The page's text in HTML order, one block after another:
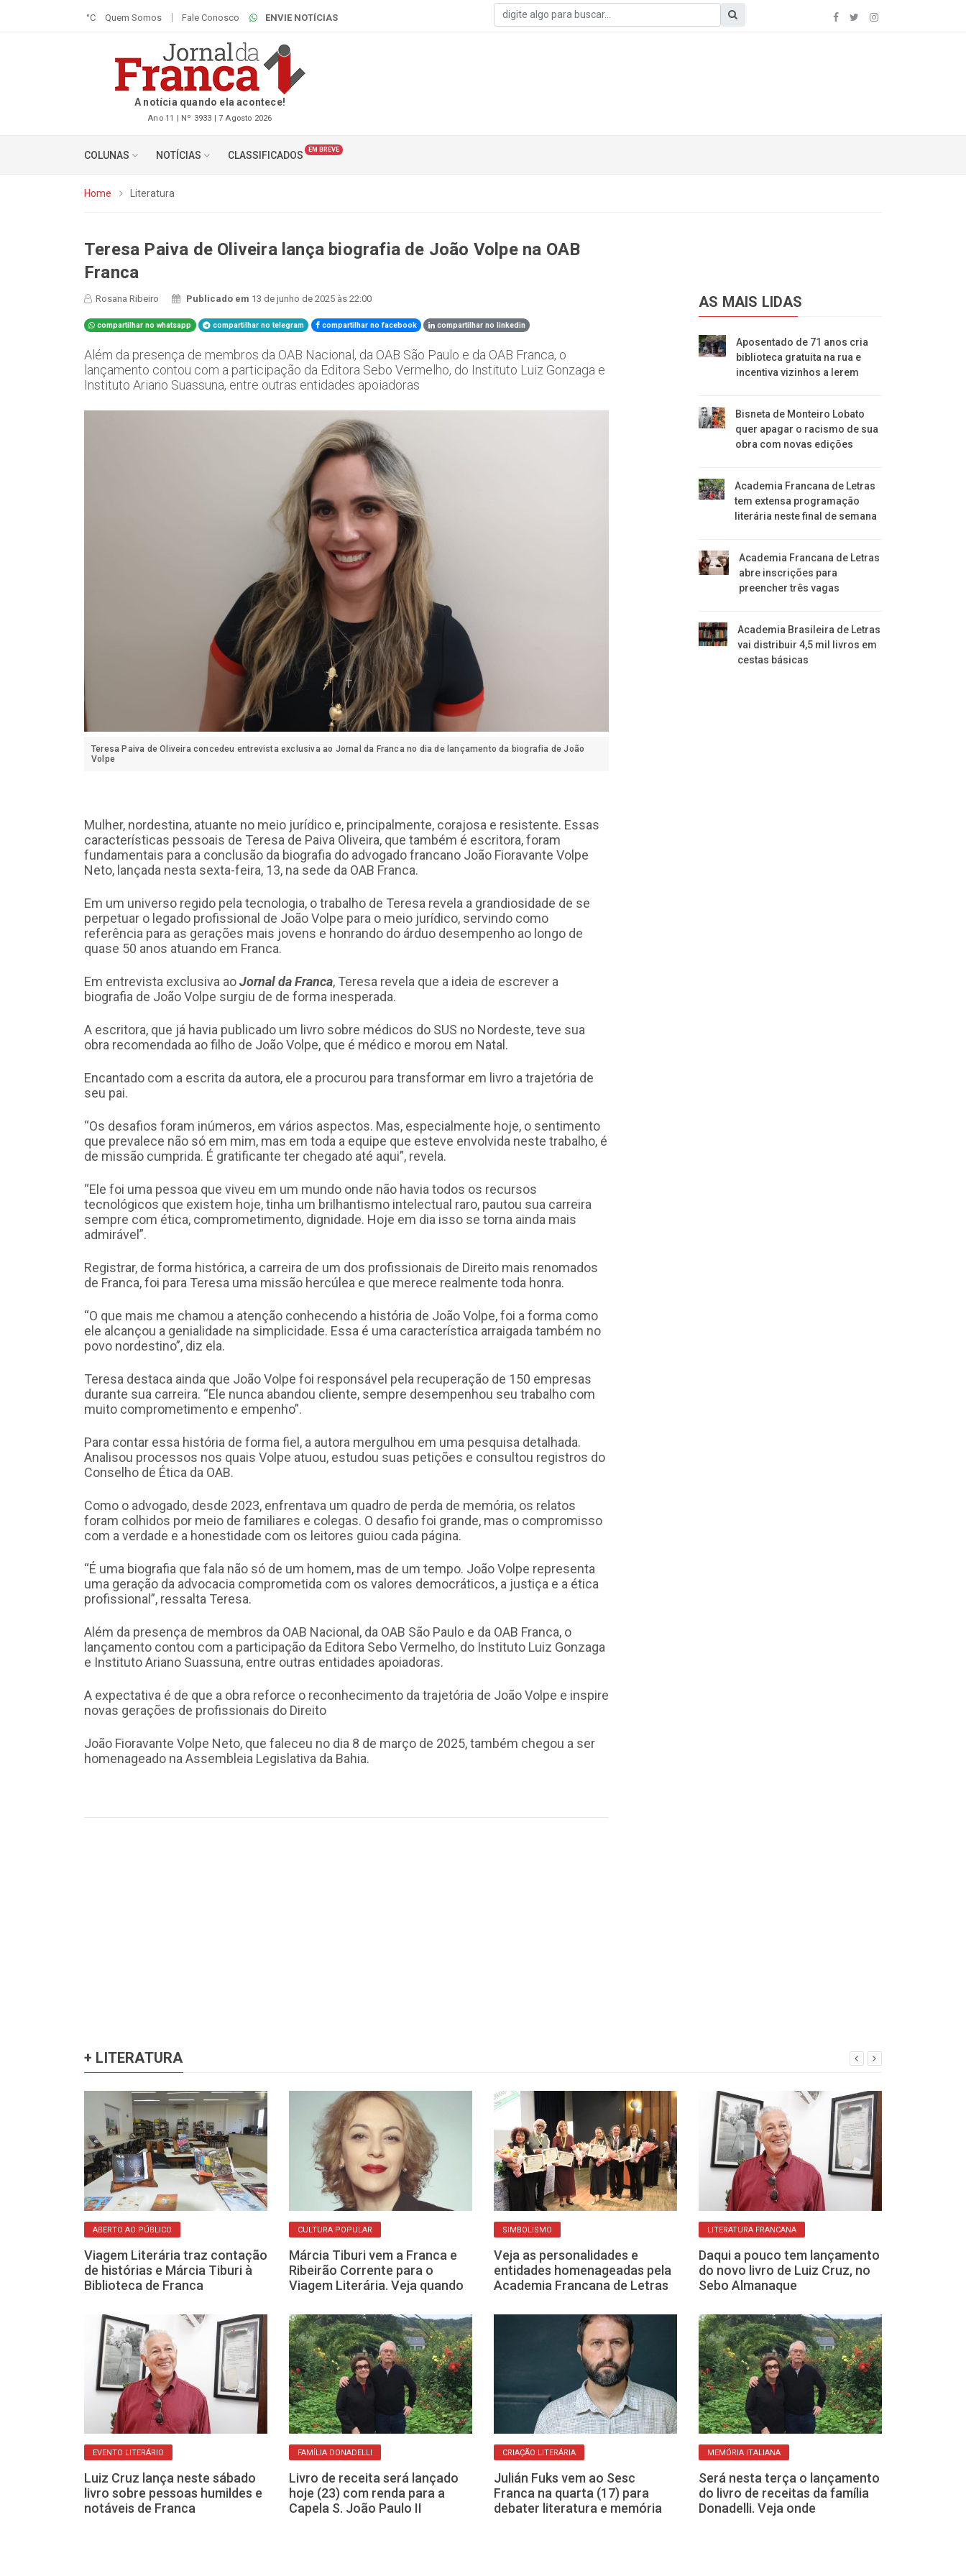
°C Quem Somos Fale Conosco ENVIE NOTÍCIAS
A notícia quando ela acontece!
Ano 11 | Nº 3933 | 7 Agosto 2026
COLUNAS NOTÍCIAS CLASSIFICADOS EM BREVE
Home Literatura
Teresa Paiva de Oliveira lança biografia de João Volpe na OAB
Franca
Rosana Ribeiro Publicado em 13 de junho de 2025 às 22:00
compartilhar no whatsapp compartilhar no telegram compartilhar no facebook compartilhar no linkedin
Além da presença de membros da OAB Nacional, da OAB São Paulo e da OAB Franca, o
lançamento contou com a participação da Editora Sebo Vermelho, do Instituto Luiz Gonzaga e
Instituto Ariano Suassuna, entre outras entidades apoiadoras
Teresa Paiva de Oliveira concedeu entrevista exclusiva ao Jornal da Franca no dia de lançamento da biografia de João
Volpe
Mulher, nordestina, atuante no meio jurídico e, principalmente, corajosa e resistente. Essas
características pessoais de Teresa de Paiva Oliveira, que também é escritora, foram
fundamentais para a conclusão da biografia do advogado francano João Fioravante Volpe
Neto, lançada nesta sexta-feira, 13, na sede da OAB Franca.
Em um universo regido pela tecnologia, o trabalho de Teresa revela a grandiosidade de se
perpetuar o legado profissional de João Volpe para o meio jurídico, servindo como
referência para as gerações mais jovens e honrando do árduo desempenho ao longo de
quase 50 anos atuando em Franca.
Em entrevista exclusiva aoJornal da Franca, Teresa revela que a ideia de escrever a
biografia de João Volpe surgiu de de forma inesperada.
A escritora, que já havia publicado um livro sobre médicos do SUS no Nordeste, teve sua
obra recomendada ao filho de João Volpe, que é médico e morou em Natal.
Encantado com a escrita da autora, ele a procurou para transformar em livro a trajetória de
seu pai.
“Os desafios foram inúmeros, em vários aspectos. Mas, especialmente hoje, o sentimento
que prevalece não só em mim, mas em toda a equipe que esteve envolvida neste trabalho, é
de missão cumprida. É gratificante ter chegado até aqui”, revela.
“Ele foi uma pessoa que viveu em um mundo onde não havia todos os recursos
tecnológicos que existem hoje, tinha um brilhantismo intelectual raro, pautou sua carreira
sempre com ética, comprometimento, dignidade. Hoje em dia isso se torna ainda mais
admirável”.
Registrar, de forma histórica, a carreira de um dos profissionais de Direito mais renomados
de Franca, foi para Teresa uma missão hercúlea e que merece realmente toda honra.
“O que mais me chamou a atenção conhecendo a história de João Volpe, foi a forma como
ele alcançou a genialidade na simplicidade. Essa é uma característica arraigada também no
povo nordestino”, diz ela.
Teresa destaca ainda que João Volpe foi responsável pela recuperação de 150 empresas
durante sua carreira. “Ele nunca abandou cliente, sempre desempenhou seu trabalho com
muito comprometimento e empenho”.
Para contar essa história de forma fiel, a autora mergulhou em uma pesquisa detalhada.
Analisou processos nos quais Volpe atuou, estudou suas petições e consultou registros do
Conselho de Ética da OAB.
Como o advogado, desde 2023, enfrentava um quadro de perda de memória, os relatos
foram colhidos por meio de familiares e colegas. O desafio foi grande, mas o compromisso
com a verdade e a honestidade com os leitores guiou cada página.
“É uma biografia que fala não só de um homem, mas de um tempo. João Volpe representa
uma geração da advocacia comprometida com os valores democráticos, a justiça e a ética
profissional”, ressalta Teresa.
Além da presença de membros da OAB Nacional, da OAB São Paulo e da OAB Franca, o
lançamento contou com a participação da Editora Sebo Vermelho, do Instituto Luiz Gonzaga
e Instituto Ariano Suassuna, entre outras entidades apoiadoras.
A expectativa é de que a obra reforce o reconhecimento da trajetória de João Volpe e inspire
novas gerações de profissionais do Direito
João Fioravante Volpe Neto, que faleceu no dia 8 de março de 2025, também chegou a ser
homenageado na Assembleia Legislativa da Bahia.
AS MAIS LIDAS
Aposentado de 71 anos cria
biblioteca gratuita na rua e
incentiva vizinhos a lerem
Bisneta de Monteiro Lobato
quer apagar o racismo de sua
obra com novas edições
Academia Francana de Letras
tem extensa programação
literária neste final de semana
Academia Francana de Letras
abre inscrições para
preencher três vagas
Academia Brasileira de Letras
vai distribuir 4,5 mil livros em
cestas básicas
+ LITERATURA
ABERTO AO PÚBLICO
Viagem Literária traz contação
de histórias e Márcia Tiburi à
Biblioteca de Franca
CULTURA POPULAR
Márcia Tiburi vem a Franca e
Ribeirão Corrente para o
Viagem Literária. Veja quando
SIMBOLISMO
Veja as personalidades e
entidades homenageadas pela
Academia Francana de Letras
LITERATURA FRANCANA
Daqui a pouco tem lançamento
do novo livro de Luiz Cruz, no
Sebo Almanaque
EVENTO LITERÁRIO
Luiz Cruz lança neste sábado
livro sobre pessoas humildes e
notáveis de Franca
FAMÍLIA DONADELLI
Livro de receita será lançado
hoje (23) com renda para a
Capela S. João Paulo II
CRIAÇÃO LITERÁRIA
Julián Fuks vem ao Sesc
Franca na quarta (17) para
debater literatura e memória
MEMÓRIA ITALIANA
Será nesta terça o lançamento
do livro de receitas da família
Donadelli. Veja onde